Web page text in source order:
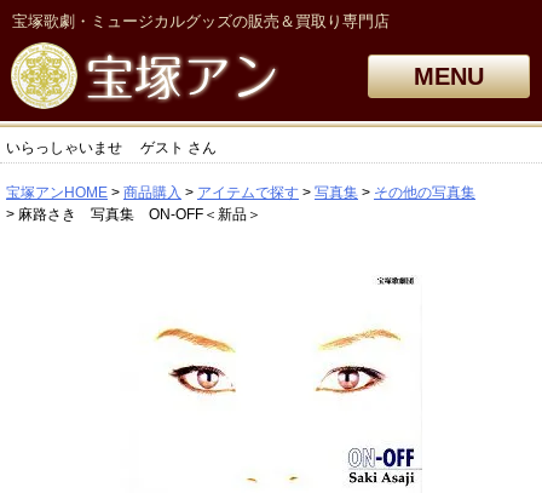
宝塚歌劇・ミュージカルグッズの販売＆買取り専門店
MENU
いらっしゃいませ ゲスト さん
宝塚アンHOME 商品購入 アイテムで探す 写真集
その他の写真集
麻路さき 写真集 ON-OFF＜新品＞